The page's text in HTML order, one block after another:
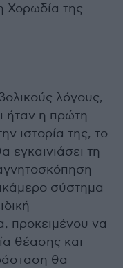
Χορωδία της
λόγους,
ήταν η πρώτη
ιστορία της, το
εγκαινιάσει τη
σύστημα
προκειμένου να
θέασης και
θα